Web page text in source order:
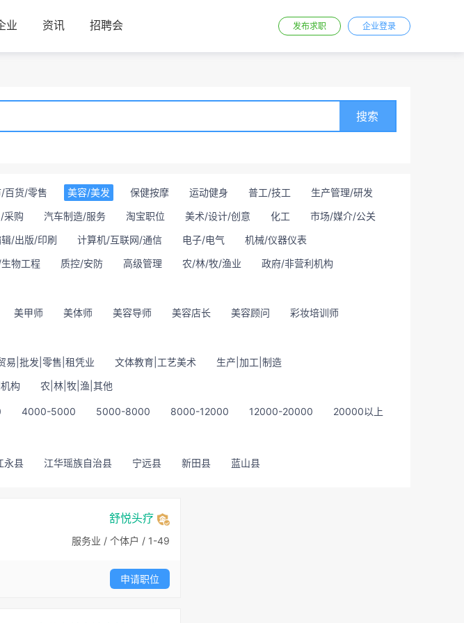
业 资讯 招聘会 发布求职 企业登录
搜索
百货/零售 美容/美发 保健按摩 运动健身 普工/技工
生产管理/研发
采购 汽车制造/服务 淘宝职位 美术/设计/创意 化工
市场/媒介/公关
/出版/印刷 计算机/互联网/通信 电子/电气
机械/仪器仪表
物工程 质控/安防 高级管理 农/林/牧/渔业
政府/非营利机构
美甲师 美体师 美容导师 美容店长 美容顾问
彩妆培训师
易|批发|零售|租凭业 文体教育|工艺美术
生产|加工|制造
构 农|林|牧|渔|其他
4000-5000 5000-8000 8000-12000 12000-20000 20000以上
永县 江华瑶族自治县 宁远县 新田县 蓝山县
舒悦头疗
服务业 / 个体户 / 1-49
申请职位